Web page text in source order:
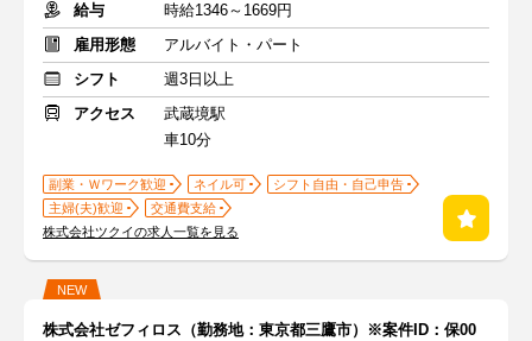
給与
時給1346～1669円
雇用形態
アルバイト・パート
シフト
週3日以上
アクセス
武蔵境駅
車10分
副業・Ｗワーク歓迎 ネイル可
シフト自由・自己申告
主婦(夫)歓迎
交通費支給
株式会社ツクイの求人一覧を見る
NEW
株式会社ゼフィロス（勤務地：東京都三鷹市）※案件ID：保00